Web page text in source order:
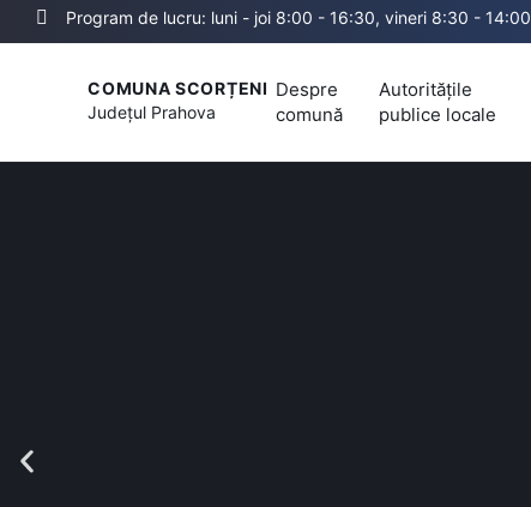
Program de lucru: luni - joi 8:00 - 16:30, vineri 8:30 - 14:00
COMUNA SCORȚENI
Județul Prahova
Despre
comună
Autoritățile
publice locale